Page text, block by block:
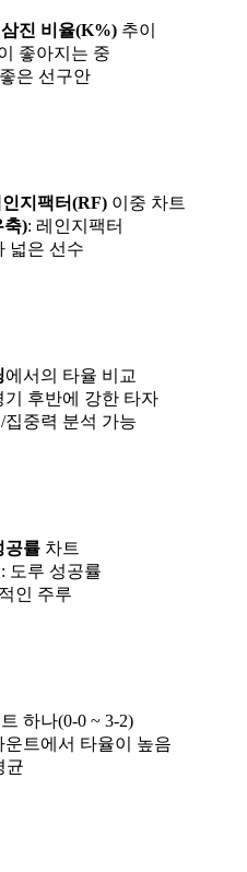
삼진 비율(K%) 추이
좋아지는 중
은 선구안
인지팩터(RF) 이중 차트
축): 레인지팩터
넓은 선수
에서의 타율 비교
후반에 강한 타자
중력 분석 가능
공률 차트
도루 성공률
인 주루
하나(0-0 ~ 3-2)
트에서 타율이 높음
균